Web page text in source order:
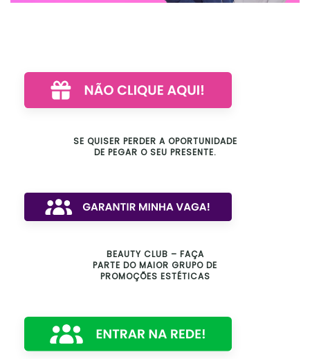
SE QUISER PERDER A OPORTUNIDADE
DE PEGAR O SEU PRESENTE.
BEAUTY CLUB – FAÇA
PARTE DO MAIOR GRUPO DE
PROMOÇÕES ESTÉTICAS